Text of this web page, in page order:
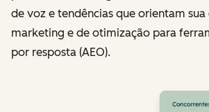
de voz e tendências que orientam
marketing e de otimização para
por resposta (AEO).